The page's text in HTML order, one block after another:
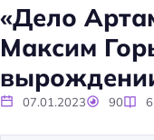
i
b
o
k
«Дело
Максим
07.01.2023 90 6